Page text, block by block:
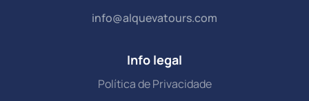
info@alquevatours.com
Info legal
Política de Privacidade